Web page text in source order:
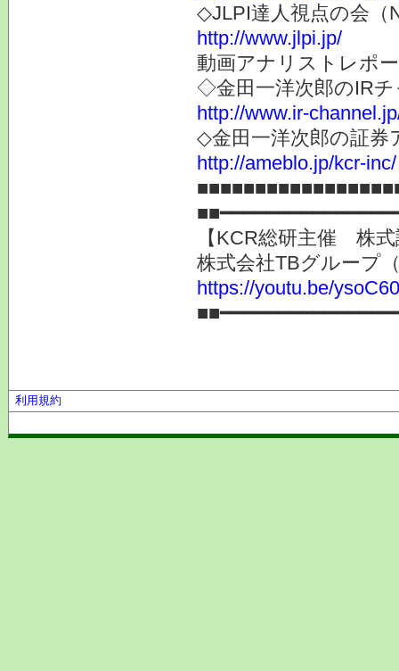
◇JLPI達人視点の会（
http://www.jlpi.jp/
動画アナリストレポ
◇金田一洋次郎のIR
http://www.ir-
◇金田一洋次郎の証券
http://ameblo.jp/kcr-inc/
【KCR総研主催 株
株式会社TBグループ
https://youtu.be/
利用規約